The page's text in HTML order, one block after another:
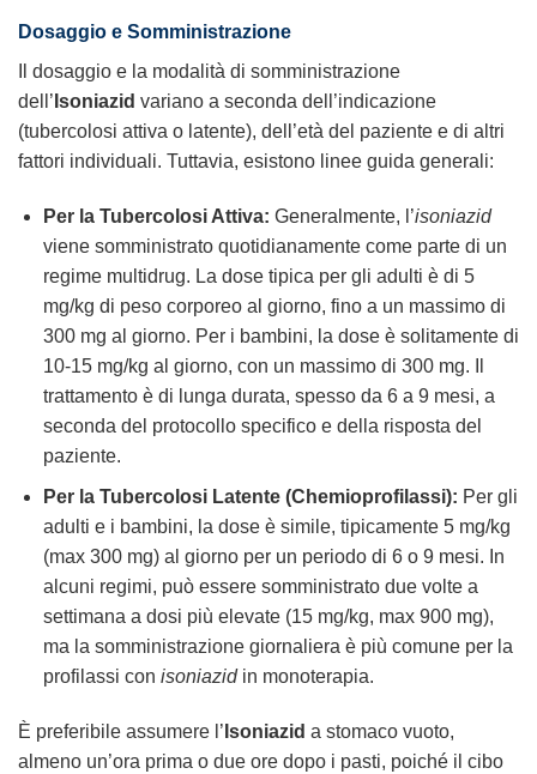
Dosaggio e Somministrazione
Il dosaggio e la modalità di somministrazione
dell’ Isoniazid variano a seconda dell’indicazione
(tubercolosi attiva o latente), dell’età del paziente e di altri
fattori individuali. Tuttavia, esistono linee guida generali:
Per la Tubercolosi Attiva: Generalmente, l’isoniazid
viene somministrato quotidianamente come parte di un
regime multidrug. La dose tipica per gli adulti è di 5
mg/kg di peso corporeo al giorno, fino a un massimo di
300 mg al giorno. Per i bambini, la dose è solitamente di
10-15 mg/kg al giorno, con un massimo di 300 mg. Il
trattamento è di lunga durata, spesso da 6 a 9 mesi, a
seconda del protocollo specifico e della risposta del
paziente.
Per la Tubercolosi Latente (Chemioprofilassi): Per gli
adulti e i bambini, la dose è simile, tipicamente 5 mg/kg
(max 300 mg) al giorno per un periodo di 6 o 9 mesi. In
alcuni regimi, può essere somministrato due volte a
settimana a dosi più elevate (15 mg/kg, max 900 mg),
ma la somministrazione giornaliera è più comune per la
profilassi con isoniazidin monoterapia.
È preferibile assumere l’ Isoniazid a stomaco vuoto,
almeno un’ora prima o due ore dopo i pasti, poiché il cibo